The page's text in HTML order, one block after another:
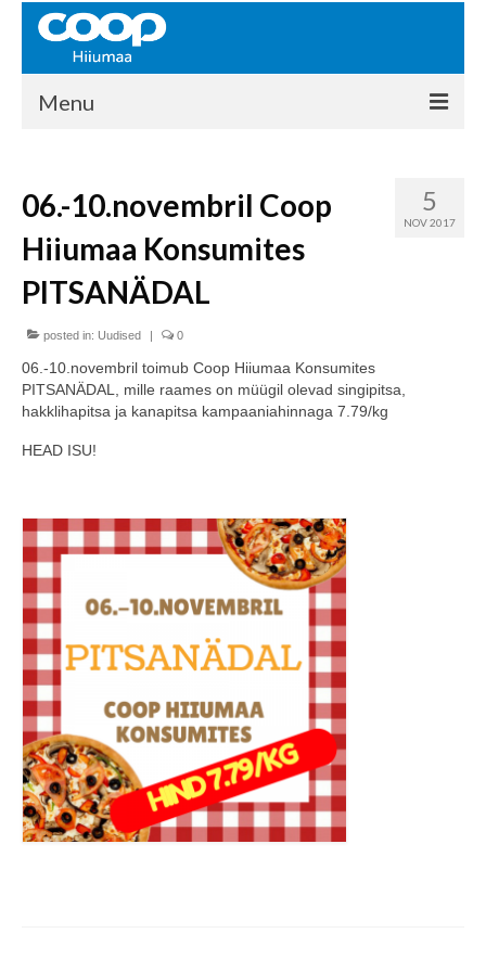
Menu
Kontakt
Liikmed
Ajalugu
KAUPLUSED
EHITUSKESKUS
COOP KLIENDIKAART
KINKEKAART
PAKUME TÖÖD
HIIUMAA KÖÖK JA PAGAR
MEIE PANUS
5
NOV 2017
06.-10.novembril Coop
Hiiumaa Konsumites
PITSANÄDAL
posted in: Uudised | 0
06.-10.novembril toimub Coop Hiiumaa Konsumites
PITSANÄDAL, mille raames on müügil olevad singipitsa,
hakklihapitsa ja kanapitsa kampaaniahinnaga 7.79/kg
HEAD ISU!